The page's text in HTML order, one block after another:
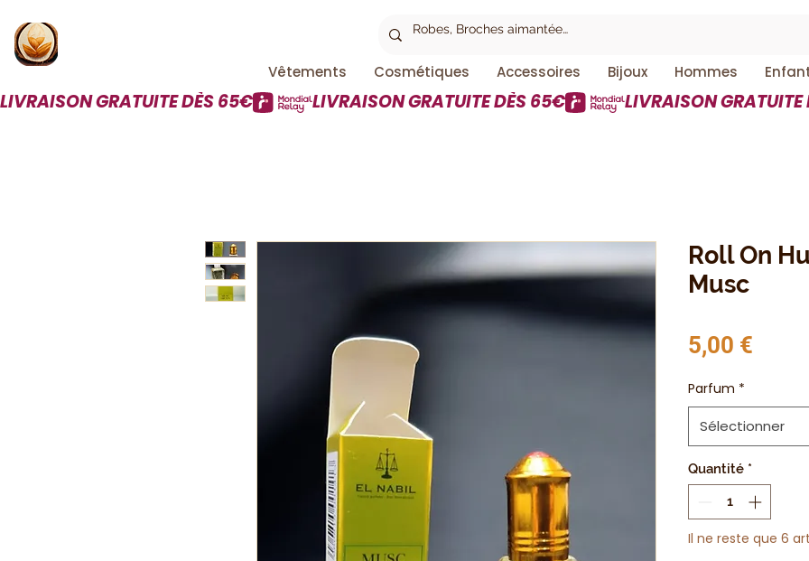
Vêtements Cosmétiques Accessoires Bijoux Hommes
LIVRAISON GRATUITE DÈS 65€
Roll On
Musc
5,00 €
Parfum *
Sélectionner
Quantité *
Il ne reste que 6